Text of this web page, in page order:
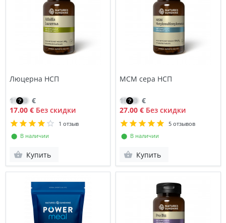
Люцерна НСП
11.80 €
17.00 €Без скидки
1 отзыв
⬤ В наличии
Купить
МСМ сера НСП
19.30 €
27.00 € Без скидки
5 отзывов
⬤ В наличии
Купить